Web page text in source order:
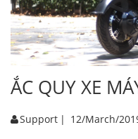
ẮC QUY XE
Support | 12/March/